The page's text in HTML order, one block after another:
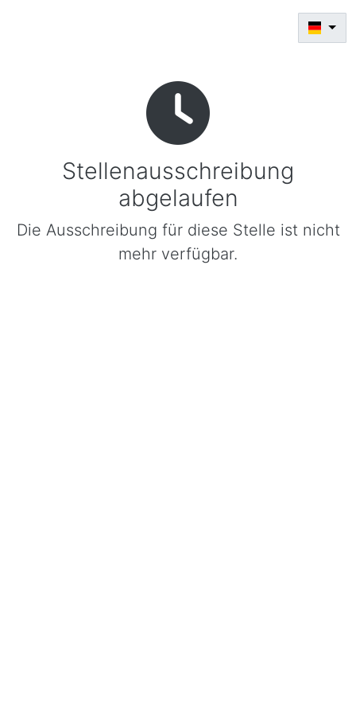
Stellenausschreibung
abgelaufen
Die Ausschreibung für diese Stelle ist nicht
mehr verfügbar.